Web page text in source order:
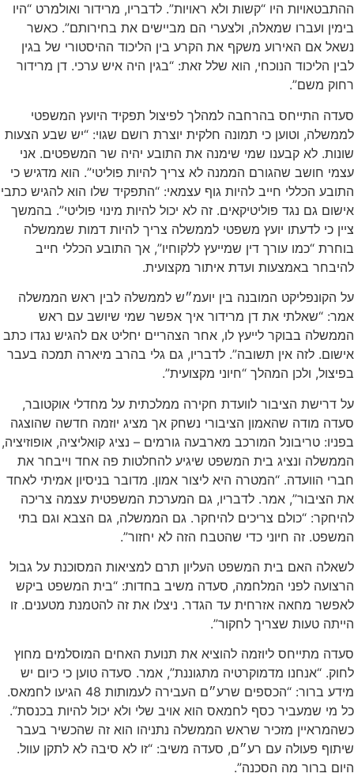
ההתבטאויות היו “קשות ולא ראויות”. לדבריו, מרידור ואולמרט “היו
בימין ועברו שמאלה, ולצערי הם מביישים את בחירותם”. כאשר
נשאל אם האירוע משקף את הקרע בין הליכוד ההיסטורי של בגין
לבין הליכוד הנוכחי, הוא שלל זאת: “בגין היה איש ערכי. דן מרידור
רחוק משם”.
סעדה התייחס בהרחבה למהלך לפיצול תפקיד היועץ המשפטי
לממשלה, וטוען כי תמונה חלקית יוצרת רושם שגוי: “יש שבע הצעות
שונות. לא קבענו שמי שימנה את התובע יהיה שר המשפטים. אני
עצמי חושב שהגורם הממנה לא צריך להיות פוליטי”. הוא מדגיש כי
התובע הכללי חייב להיות גוף עצמאי: “התפקיד שלו הוא להגיש כתבי
אישום גם נגד פוליטיקאים. זה לא יכול להיות מינוי פוליטי”. בהמשך
ציין כי לדעתו יועץ משפטי לממשלה צריך להיות דמות שממשלה
בוחרת “כמו עורך דין שמייעץ ללקוחיו”, אך התובע הכללי חייב
להיבחר באמצעות ועדת איתור מקצועית.
על הקונפליקט המובנה בין יועמ״ש לממשלה לבין ראש הממשלה
אמר: “שאלתי את דן מרידור איך אפשר שמי שיושב עם ראש
הממשלה בבוקר לייעץ לו, אחר הצהריים יחליט אם להגיש נגדו כתב
אישום. לזה אין תשובה”. לדבריו, גם גלי בהרב מיארה תמכה בעבר
בפיצול, ולכן המהלך “חיוני מקצועית”.
על דרישת הציבור לוועדת חקירה ממלכתית על מחדלי אוקטובר,
סעדה מודה שהאמון הציבורי נשחק אך מציג יוזמה חדשה שהוצגה
בפניו: טריבונל המורכב מארבעה גורמים – נציג קואליציה, אופוזיציה,
הממשלה ונציג בית המשפט שיגיע להחלטות פה אחד וייבחר את
חברי הוועדה. “המטרה היא ליצור אמון. מדובר בניסיון אמיתי לאחד
את הציבור”, אמר. לדבריו, גם המערכת המשפטית עצמה צריכה
להיחקר: “כולם צריכים להיחקר. גם הממשלה, גם הצבא וגם בתי
המשפט. זה חיוני כדי שהטבח הזה לא יחזור”.
לשאלה האם בית המשפט העליון תרם למציאות המסוכנת על גבול
הרצועה לפני המלחמה, סעדה משיב בחדות: “בית המשפט ביקש
לאפשר מחאה אזרחית עד הגדר. ניצלו את זה להטמנת מטענים. זו
הייתה טעות שצריך לחקור”.
סעדה מתייחס ליוזמה להוציא את תנועת האחים המוסלמים מחוץ
לחוק. “אנחנו מדמוקרטיה מתגוננת”, אמר. סעדה טוען כי כיום יש
מידע ברור: “הכספים שרע״ם העבירה לעמותות 48 הגיעו לחמאס.
כל מי שמעביר כסף לחמאס הוא אויב שלי ולא יכול להיות בכנסת”.
כשהמראיין מזכיר שראש הממשלה נתניהו הוא זה שהכשיר בעבר
שיתוף פעולה עם רע״ם, סעדה משיב: “זו לא סיבה לא לתקן עוול.
היום ברור מה הסכנה”.